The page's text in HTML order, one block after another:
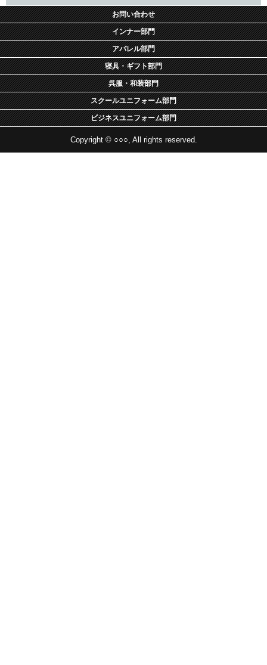
お問い合わせ
インナー部門
アパレル部門
寝具・ギフト部門
呉服・和装部門
スクールユニフォーム部門
ビジネスユニフォーム部門
Copyright © ○○○, All rights reserved.